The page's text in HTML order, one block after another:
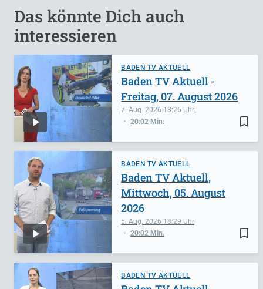
Das könnte Dich auch
interessieren
BADEN TV AKTUELL
bookmark_border
7. Aug. 2026 18:26
20:02 Min.
Baden TV Aktuell -
Freitag, 07. August 2026
BADEN TV AKTUELL
bookmark_border
5. Aug. 2026 18:29
20:02 Min.
Baden TV Aktuell,
Mittwoch, 05. August
2026
BADEN TV AKTUELL